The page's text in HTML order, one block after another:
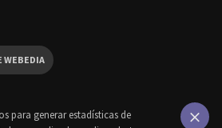
WEBEDIA
para generar estadísticas de